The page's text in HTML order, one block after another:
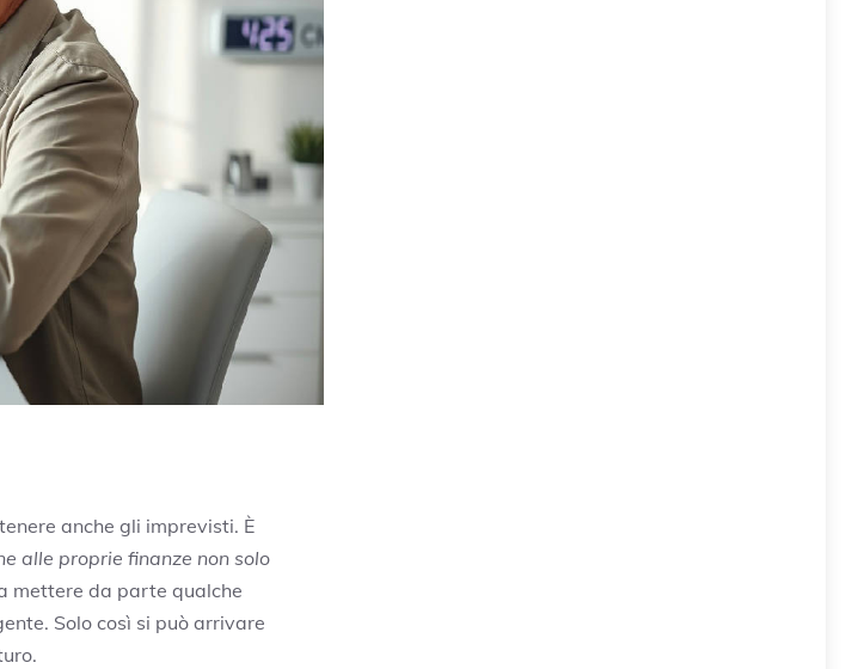
anche gli imprevisti. È
alle proprie finanze non solo
mettere da parte qualche
Solo così si può arrivare